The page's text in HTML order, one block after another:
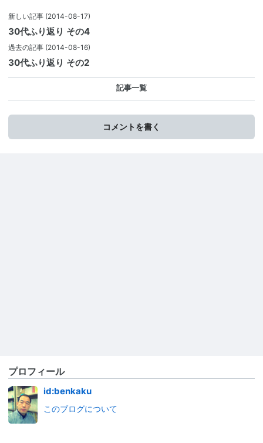
新しい記事 (2014-08-17)
30代ふり返り その4
過去の記事 (2014-08-16)
30代ふり返り その2
記事一覧
コメントを書く
プロフィール
id:benkaku
このブログについて